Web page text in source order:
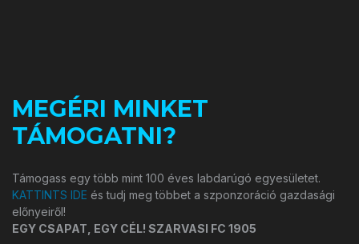
MEGÉRI MINKET
TÁMOGATNI?
Támogass egy több mint 100 éves labdarúgó egyesületet.
KATTINTS IDE és tudj meg többet a szponzoráció gazdasági
előnyeiről!
EGY CSAPAT, EGY CÉL! SZARVASI FC 1905